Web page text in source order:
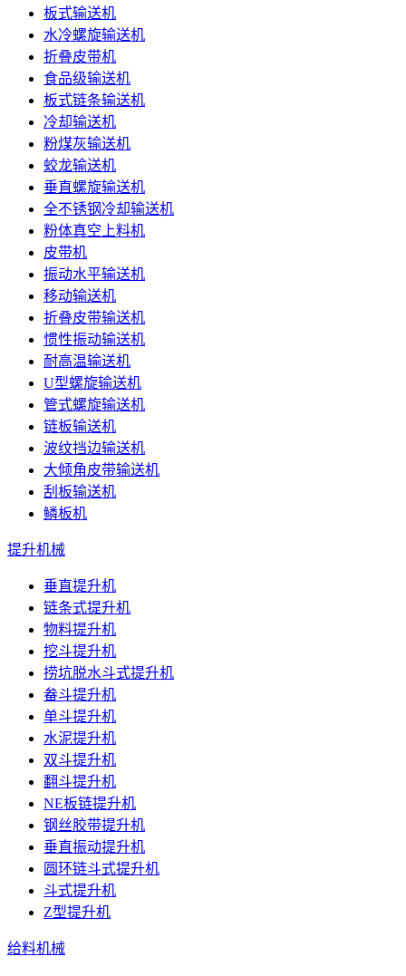
板式输送机
水冷螺旋输送机
折叠皮带机
食品级输送机
板式链条输送机
冷却输送机
粉煤灰输送机
蛟龙输送机
垂直螺旋输送机
全不锈钢冷却输送机
粉体真空上料机
皮带机
振动水平输送机
移动输送机
折叠皮带输送机
惯性振动输送机
耐高温输送机
U型螺旋输送机
管式螺旋输送机
链板输送机
波纹挡边输送机
大倾角皮带输送机
刮板输送机
鳞板机
提升机械
垂直提升机
链条式提升机
物料提升机
挖斗提升机
捞坑脱水斗式提升机
畚斗提升机
单斗提升机
水泥提升机
双斗提升机
翻斗提升机
NE板链提升机
钢丝胶带提升机
垂直振动提升机
圆环链斗式提升机
斗式提升机
Z型提升机
给料机械